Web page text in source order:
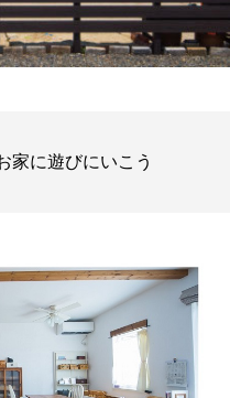
に遊びにいこう